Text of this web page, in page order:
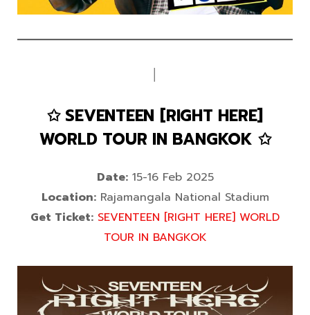
✩ SEVENTEEN [RIGHT HERE]
WORLD TOUR IN BANGKOK ✩
Date:15-16 Feb 2025
Location:Rajamangala National Stadium
Get Ticket: SEVENTEEN [RIGHT HERE] WORLD
TOUR IN BANGKOK